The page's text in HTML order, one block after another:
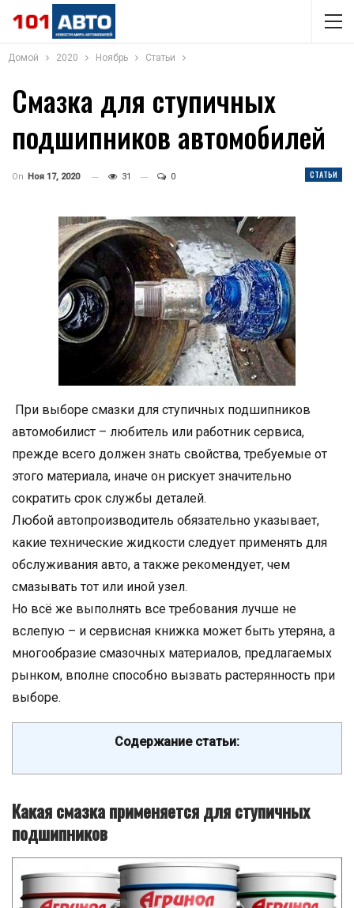
Домой 2020 Ноябрь Статьи
Смазка для ступичных
подшипников автомобилей
СТАТЬИ
On Ноя 17, 2020 31 0
При выборе смазки для ступичных подшипников
автомобилист – любитель или работник сервиса,
прежде всего должен знать свойства, требуемые от
этого материала, иначе он рискует значительно
сократить срок службы деталей.
Любой автопроизводитель обязательно указывает,
какие технические жидкости следует применять для
обслуживания авто, а также рекомендует, чем
смазывать тот или иной узел.
Но всё же выполнять все требования лучше не
вслепую – и сервисная книжка может быть утеряна, а
многообразие смазочных материалов, предлагаемых
рынком, вполне способно вызвать растерянность при
выборе.
Содержание статьи:
Какая смазка применяется для ступичных
подшипников